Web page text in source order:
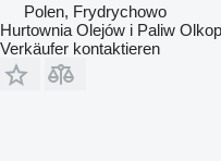
Polen, Frydrychowo
Hurtownia Olejów i Paliw
Verkäufer kontaktieren